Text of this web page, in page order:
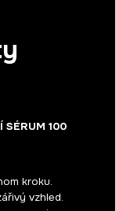
SÉRUM 100
kroku.
vzhled.